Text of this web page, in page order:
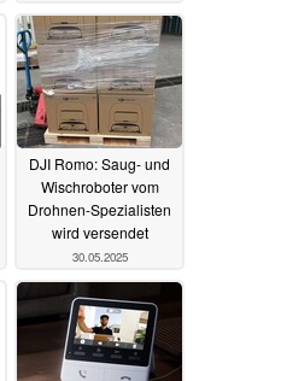
DJI Romo: Saug- und
Wischroboter vom
Drohnen-Spezialisten
wird versendet
30.05.2025